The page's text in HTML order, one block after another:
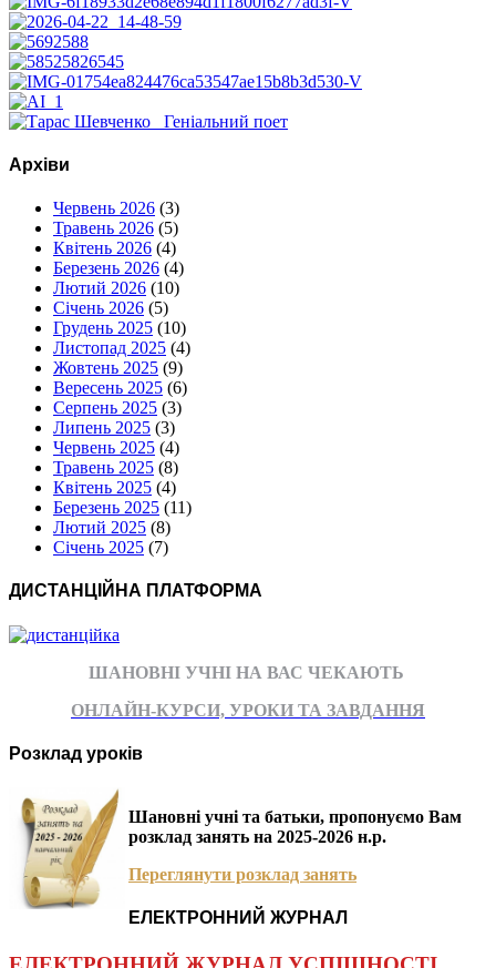
Архіви
Червень 2026 (3)
Травень 2026 (5)
Квітень 2026 (4)
Березень 2026 (4)
Лютий 2026 (10)
Січень 2026 (5)
Грудень 2025 (10)
Листопад 2025 (4)
Жовтень 2025 (9)
Вересень 2025 (6)
Серпень 2025 (3)
Липень 2025 (3)
Червень 2025 (4)
Травень 2025 (8)
Квітень 2025 (4)
Березень 2025 (11)
Лютий 2025 (8)
Січень 2025 (7)
ДИСТАНЦІЙНА ПЛАТФОРМА
ШАНОВНІ УЧНІ НА ВАС ЧЕКАЮТЬ
ОНЛАЙН-КУРСИ, УРОКИ ТА ЗАВДАННЯ
Розклад уроків
Шановні учні та батьки, пропонуємо Вам
розклад занять на 2025-2026 н.р.
Переглянути розклад занять
ЕЛЕКТРОННИЙ ЖУРНАЛ